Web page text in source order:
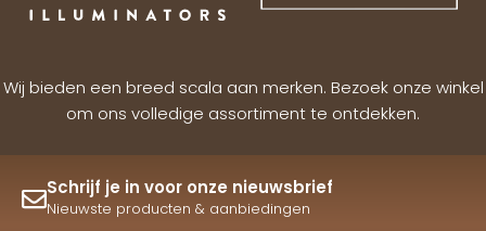
Wij bieden een breed scala aan merken. Bezoek onze winkel
om ons volledige assortiment te ontdekken.
Schrijf je in voor onze nieuwsbrief
Nieuwste producten & aanbiedingen